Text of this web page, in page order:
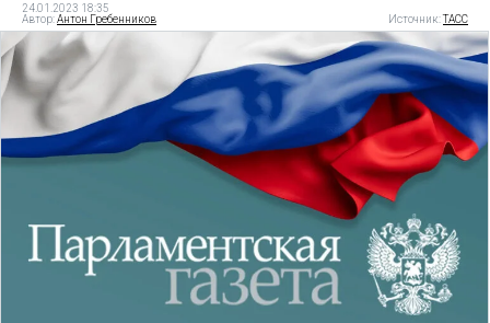
24.01.2023 18:35
Автор:Антон Гребенников Источник:ТАСС